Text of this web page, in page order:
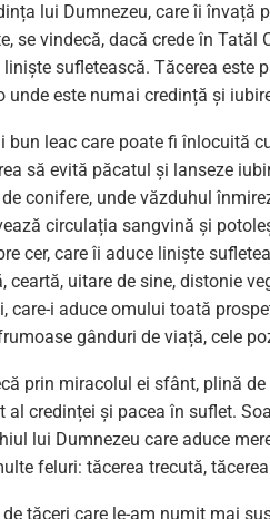
lui Dumnezeu, care îi învață
se vindecă, dacă crede în
sufletească. Tăcerea este
unde este numai credință și
bun leac care poate fi înlocuită
să evită păcatul și lanseze
conifere, unde văzduhul
circulația sangvină și
cer, care îi aduce liniște
ceartă, uitare de sine, distonie
care-i aduce omului toată
gânduri de viață, cele
prin miracolul ei sfânt, plină
credinței și pacea în suflet.
lui Dumnezeu care aduce
feluri: tăcerea trecută,
tăceri care le-am numit mai